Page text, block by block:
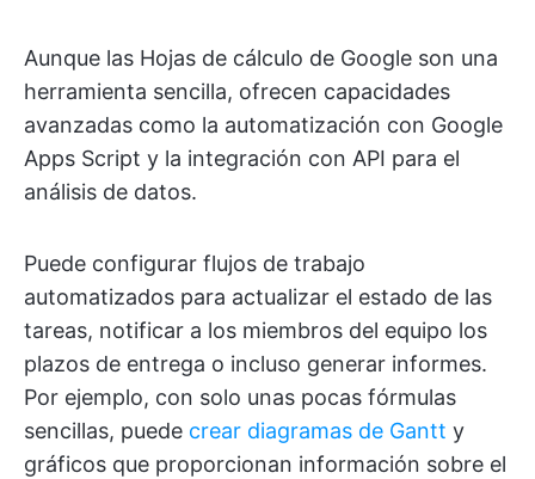
Aunque las Hojas de cálculo de Google son una
herramienta sencilla, ofrecen capacidades
avanzadas como la automatización con Google
Apps Script y la integración con API para el
análisis de datos.
Puede configurar flujos de trabajo
automatizados para actualizar el estado de las
tareas, notificar a los miembros del equipo los
plazos de entrega o incluso generar informes.
Por ejemplo, con solo unas pocas fórmulas
sencillas, puede crear diagramas de Gantt y
gráficos que proporcionan información sobre el